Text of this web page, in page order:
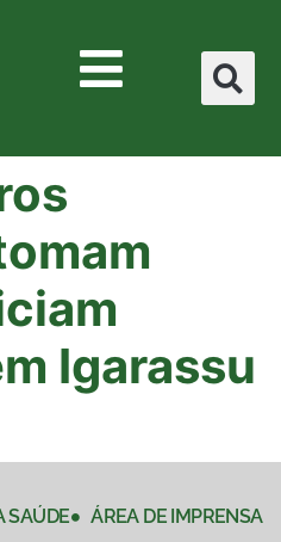
Igarassu
SAÚDE
ÁREA DE IMPRENSA